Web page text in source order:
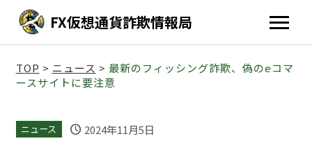
FX仮想通貨詐欺情報局
TOP > ニュース > 最新のフィッシング詐欺、偽のeコマ
ースサイトに要注意
ニュース schedule 2024年11月5日